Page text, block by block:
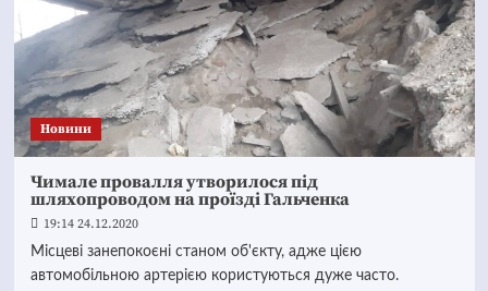
Новини
Чимале провалля утворилося під
шляхопроводом на проїзді Гальченка
19:14 24.12.2020
Місцеві занепокоєні станом об'єкту, адже цією
автомобільною артерією користуються дуже часто.